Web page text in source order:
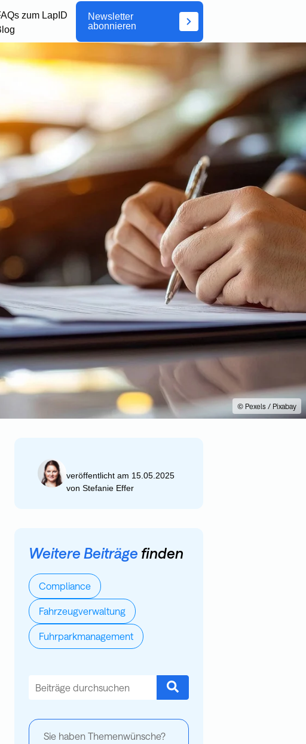
zum LapID
Newsletter
abonnieren
© Pexels / Pixabay
veröffentlicht am 15.05.2025
von Stefanie Effer
Weitere Beiträge finden
Compliance
Fahrzeugverwaltung
Fuhrparkmanagement
Dies ist ein Suchfeld mit einer automatischen Vorschlagsfunktion.
Sie haben Themenwünsche?